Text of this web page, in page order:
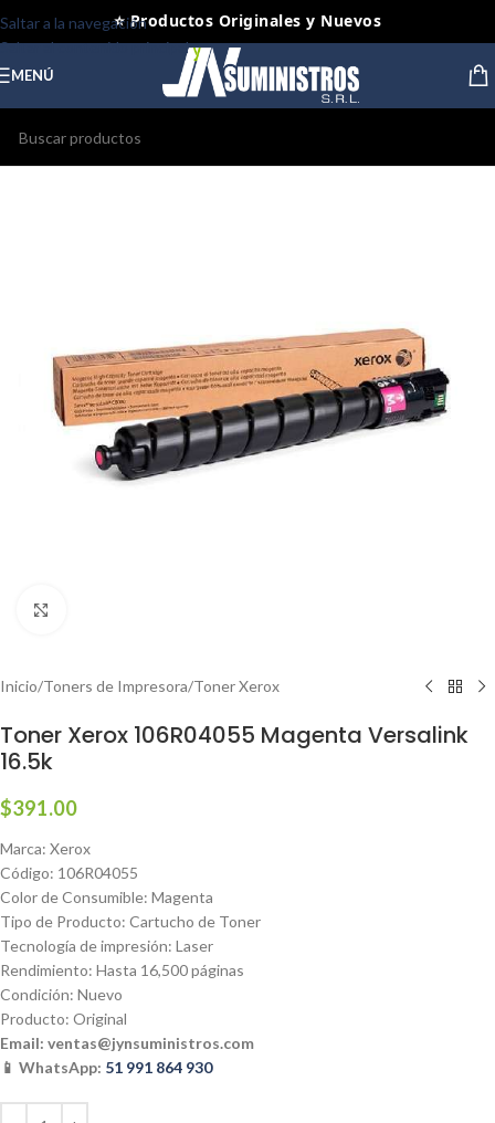
Saltar a la navegación
Saltar al contenido principal
⭐ Productos Originales y Nuevos
MENÚ
Inicio/Toners de Impresora/Toner Xerox
Toner Xerox 106R04055 Magenta Versalink
16.5k
$391.00
Marca: Xerox
Código: 106R04055
Color de Consumible: Magenta
Tipo de Producto: Cartucho de Toner
Tecnología de impresión: Laser
Rendimiento: Hasta 16,500 páginas
Condición: Nuevo
Producto: Original
Email: ventas@jynsuministros.com
📱 WhatsApp: 51 991 864 930